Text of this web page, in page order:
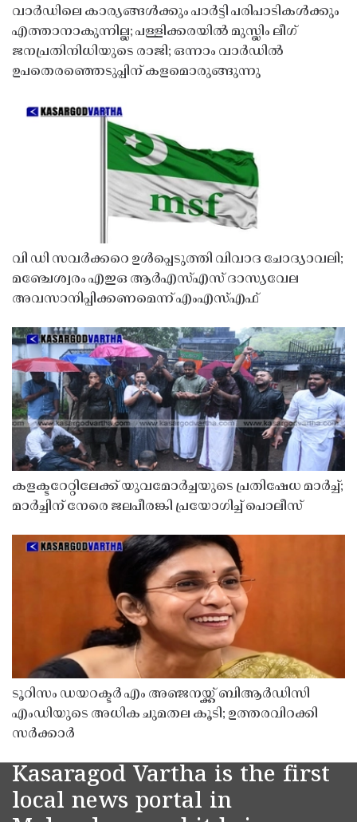
വാർഡിലെ കാര്യങ്ങൾക്കും പാർട്ടി പരിപാടികൾക്കും
എത്താനാകുന്നില്ല; പള്ളിക്കരയിൽ മുസ്ലിം ലീഗ്
ജനപ്രതിനിധിയുടെ രാജി; ഒന്നാം വാർഡിൽ
ഉപതെരഞ്ഞെടുപ്പിന് കളമൊരുങ്ങുന്നു
വി ഡി സവർക്കറെ ഉൾപ്പെടുത്തി വിവാദ ചോദ്യാവലി;
മഞ്ചേശ്വരം എഇഒ ആർഎസ്എസ് ദാസ്യവേല
അവസാനിപ്പിക്കണമെന്ന് എംഎസ്എഫ്
കളക്ടറേറ്റിലേക്ക് യുവമോർച്ചയുടെ പ്രതിഷേധ മാർച്ച്;
മാർച്ചിന് നേരെ ജലപീരങ്കി പ്രയോഗിച്ച് പൊലീസ്
ടൂറിസം ഡയറക്ടർ എം അഞ്ജനയ്ക്ക് ബിആർഡിസി
എംഡിയുടെ അധിക ചുമതല കൂടി; ഉത്തരവിറക്കി
സർക്കാർ
Kasaragod Vartha is the first
local news portal in